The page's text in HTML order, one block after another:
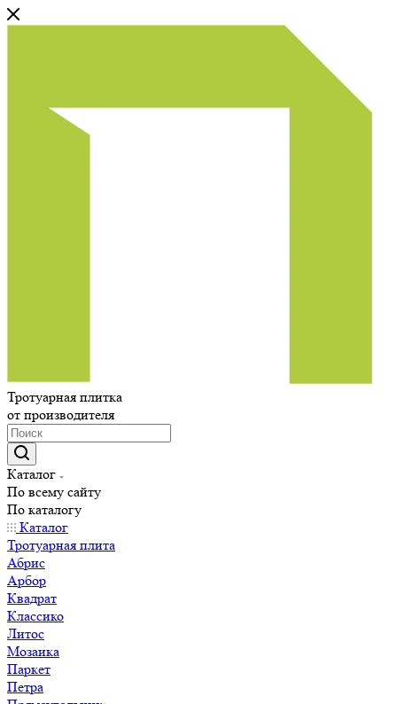
Тротуарная плитка
от производителя
Каталог
По всему сайту
По каталогу
Каталог
Тротуарная плита
Абрис
Арбор
Квадрат
Классико
Литос
Мозаика
Паркет
Петра